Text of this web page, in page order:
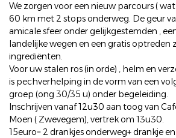
We zorgen voor een nieuw parcours (
60 km met 2 stops onderweg. De geur
amicale sfeer onder gelijkgestemden ,
landelijke wegen en een gratis optreden
ingrediënten.
Voor uw stalen ros (in orde) , helm en
is pechverhelping in de vorm van een
groep (ong 30/35 u) onder begeleiding.
Inschrijven vanaf 12u30 aan toog van
Moen ( Zwevegem), vertrek om 13u30.
15euro= 2 drankjes onderweg+ drankje